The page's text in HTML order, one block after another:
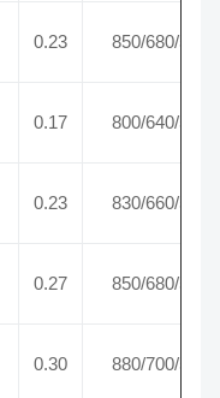
0.23 850/680/540
0.17 800/640/510
0.23 830/660/520
0.27 850/680/540
0.30 880/700/560